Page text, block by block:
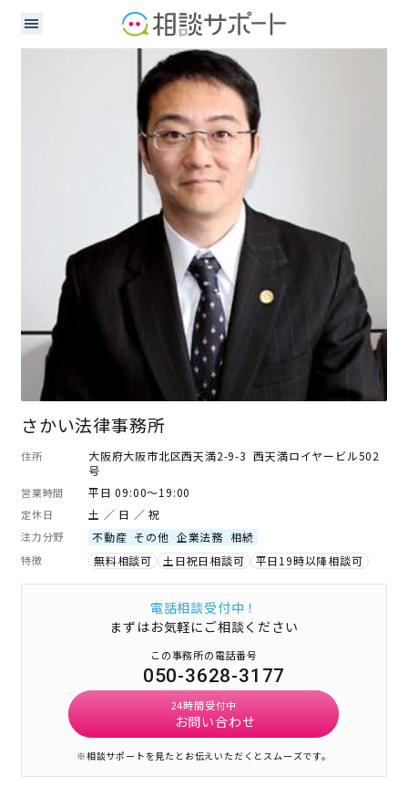
行政書士
さかい法律事務所
住所
大阪府大阪市北区西天満2-9-3 西天満ロイヤービル502
号
営業時間 平日 09:00～19:00
定休日 土 ／ 日 ／ 祝
注力分野 不動産 その他 企業法務 相続
特徴 無料相談可 土日祝日相談可 平日19時以降相談可
電話相談受付中！
まずはお気軽にご相談ください
この事務所の電話番号
050-3628-3177
24時間受付中
お問い合わせ
※相談サポートを見たとお伝えいただくとスムーズです。